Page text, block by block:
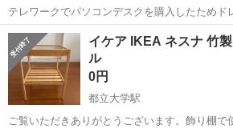
テレワークでパソコンデスクを購入したためド
とにしました。8年くらいは使用していますの
ます。自宅まで取りに来てくださる方、もし
る方希望です。
東京 目黒区 ドレッサー
イケア IKEA ネスナ 竹
ル
0円
都立大学駅
ご覧いただきありがとうございます。飾り棚で